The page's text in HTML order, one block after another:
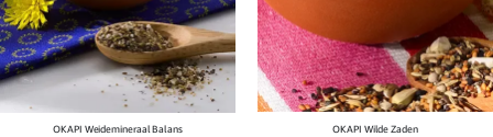
OKAPI Weidemineraal Balans OKAPI Wilde Zaden